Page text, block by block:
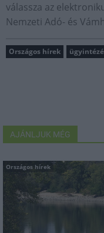
válassza az
Nemzeti Adó- és
Országos hírek
AJÁNLJUK MÉG
Országos hírek